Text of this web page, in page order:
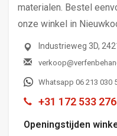
materialen. Bestel
onze winkel in
Industrieweg 3D,
Whatsapp 06 213 030
+31 172 533 276
Openingstijden